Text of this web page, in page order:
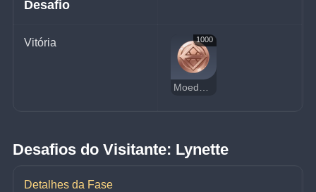
Desafio
Vitória 1000
Moedas da Sorte
Desafios do Visitante: Lynette
Detalhes da Fase